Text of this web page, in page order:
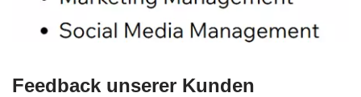
Feedback unserer Kunden